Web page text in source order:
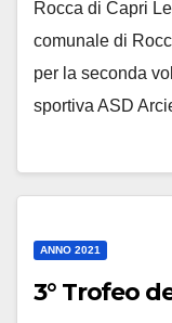
Rocca di Capri
comunale di
per la seconda
sportiva ASD
ANNO 2021
3° Trofeo